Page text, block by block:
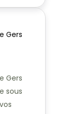
Gers
Gers
sous